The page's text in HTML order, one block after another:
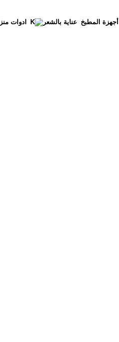
أجهزة المطبخ عناية بالشعر ادوات